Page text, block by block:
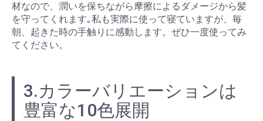
材なので、潤いを保ちながら摩擦によるダメージから髪
を守ってくれます｡私も実際に使って寝ていますが、毎
朝、起きた時の手触りに感動します。ぜひ一度使ってみ
てください。
3.カラーバリエーションは
豊富な10色展開